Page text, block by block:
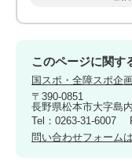
このページに関す
国スポ・全障スポ企
〒390-0851
長野県松本市大字島
Tel：0263-31-6007
問い合わせフォーム